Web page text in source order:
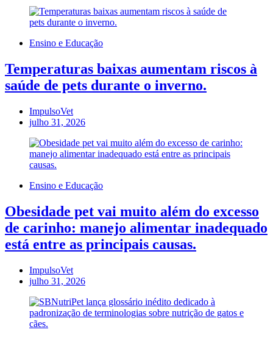
Ensino e Educação
Temperaturas baixas aumentam riscos à
saúde de pets durante o inverno.
ImpulsoVet
julho 31, 2026
Ensino e Educação
Obesidade pet vai muito além do excesso
de carinho: manejo alimentar inadequado
está entre as principais causas.
ImpulsoVet
julho 31, 2026